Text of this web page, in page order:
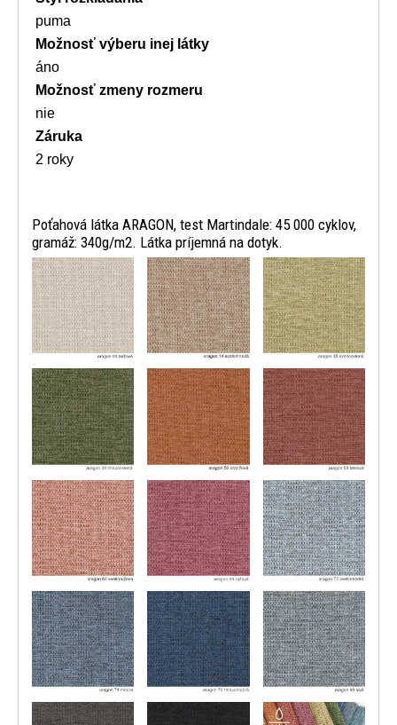
puma
Možnosť výberu inej látky
áno
Možnosť zmeny rozmeru
nie
Záruka
2 roky
Poťahová látka ARAGON, test Martindale: 45 000 cyklov,
gramáž: 340g/m2. Látka príjemná na dotyk.